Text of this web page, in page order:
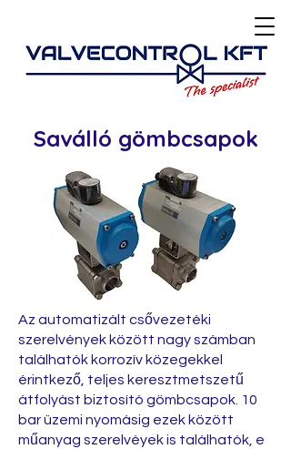
Saválló gömbcsapok
Az automatizált csővezetéki
szerelvények között nagy számban
találhatók korrozív közegekkel
érintkező, teljes keresztmetszetű
átfolyást biztosító gömbcsapok. 10
bar üzemi nyomásig ezek között
műanyag szerelvéyek is találhatók, e